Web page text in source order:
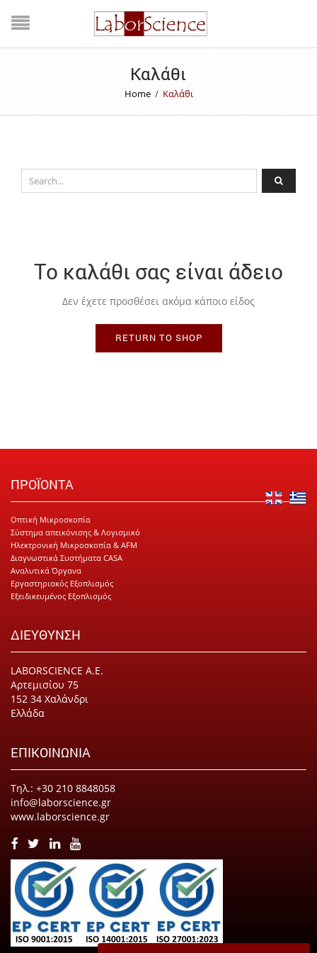
Καλάθι
Home / Καλάθι
Το καλάθι σας είναι άδειο
Δεν έχετε προσθέσει ακόμα κάποιο είδος
RETURN TO SHOP
ΠΡΟΪΟΝΤΑ
Οπτική Μικροσκοπία
Σύστημα απεικόνισης & Λογισμικό
Ηλεκτρονική Μικροσκοπία & AFM
Διαγνωστικά Συστήματα CASA
Αναλυτικά Όργανα
Εργαστηριακός Εξοπλισμός
Εξειδικευμένος Εξοπλισμός
ΔΙΕΥΘΥΝΣΗ
LABORSCIENCE Α.Ε.
Αρτεμισίου 75
152 34 Χαλάνδρι
Ελλάδα
ΕΠΙΚΟΙΝΩΝΙΑ
Τηλ.: +30 210 8848058
info@laborscience.gr
www.laborscience.gr